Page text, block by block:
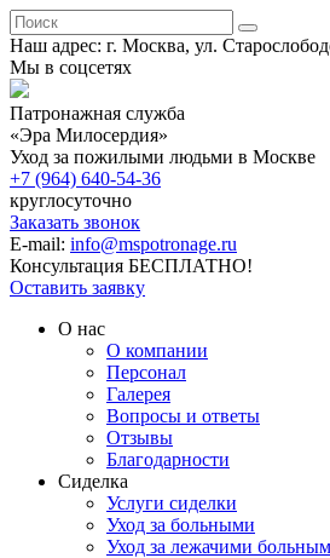
Наш адрес: г. Москва, ул.
Мы в соцсетях
Патронажная служба
«Эра Милосердия»
Уход за пожилыми людьми в Москве
+7 (964) 640-54-36
круглосуточно
Заказать звонок
E-mail: info@mspotronage.ru
Консультация БЕСПЛАТНО!
Оставить заявку
О нас
О компании
Персонал
Галерея
Вопросы и ответы
Отзывы
Благодарности
Сиделка
Услуги сиделки
Уход за больными
Уход за лежачими